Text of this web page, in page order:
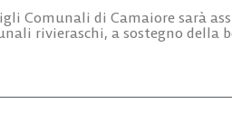
Comunali di Camaiore sarà
rivieraschi, a sostegno della